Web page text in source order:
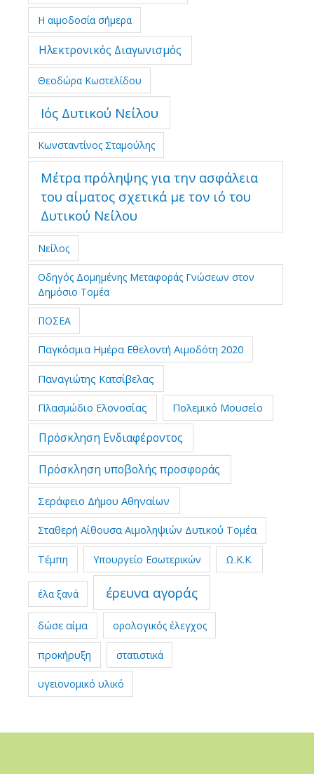
Η αιμοδοσία σήμερα
Ηλεκτρονικός Διαγωνισμός
Θεοδώρα Κωστελίδου
Ιός Δυτικού Νείλου
Κωνσταντίνος Σταμούλης
Μέτρα πρόληψης για την ασφάλεια
του αίματος σχετικά με τον ιό του
Δυτικού Νείλου
Νείλος
Οδηγός Δομημένης Μεταφοράς Γνώσεων στον
Δημόσιο Τομέα
ΠΟΣΕΑ
Παγκόσμια Ημέρα Εθελοντή Αιμοδότη 2020
Παναγιώτης Κατσίβελας
Πλασμώδιο Ελονοσίας Πολεμικό Μουσείο
Πρόσκληση Ενδιαφέροντος
Πρόσκληση υποβολής προσφοράς
Σεράφειο Δήμου Αθηναίων
Σταθερή Αίθουσα Αιμοληψιών Δυτικού Τομέα
Τέμπη Υπουργείο Εσωτερικών Ω.Κ.Κ.
έλα ξανά έρευνα αγοράς
δώσε αίμα ορολογικός έλεγχος
προκήρυξη στατιστικά
υγειονομικό υλικό